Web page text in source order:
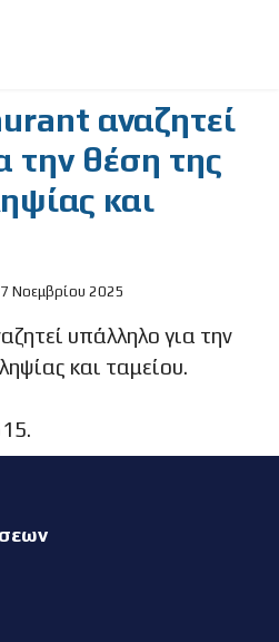
αναζητεί
την θέση της
και
Νοεμβρίου 2025
υπάλληλο για την
και ταμείου.